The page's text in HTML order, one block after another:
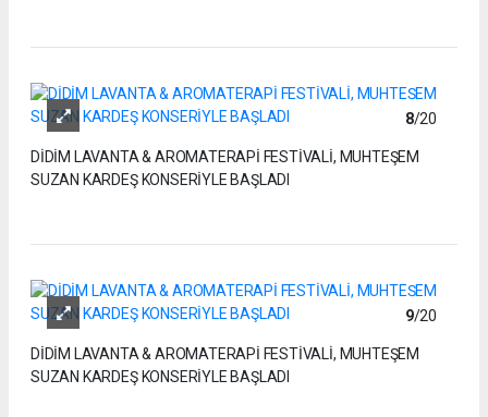
8/20
DİDİM LAVANTA & AROMATERAPİ FESTİVALİ, MUHTEŞEM
SUZAN KARDEŞ KONSERİYLE BAŞLADI
9/20
DİDİM LAVANTA & AROMATERAPİ FESTİVALİ, MUHTEŞEM
SUZAN KARDEŞ KONSERİYLE BAŞLADI